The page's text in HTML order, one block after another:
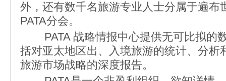
外，还有数千名旅游专业人士分属于遍布
PATA分会。
PATA 战略情报中心提供无可比拟的
括对亚太地区出、入境旅游的统计、分析
旅游市场战略的深度报告。